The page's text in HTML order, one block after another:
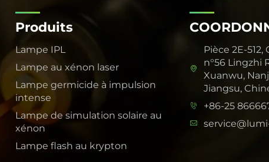
Produits
Lampe IPL
Lampe au xénon laser
Lampe germicide à impulsion
intense
Lampe de simulation solaire au
xénon
Lampe flash au krypton
Pièce 2E-512,
n°56 Lingzhi
Xuanwu,
Jiangsu,
+86-25